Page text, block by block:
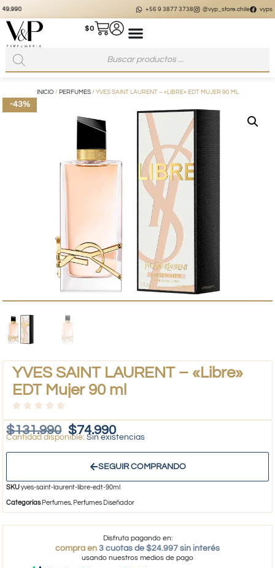
@vyp_store.chile vypstore.cl
$0
INICIO / PERFUMES/ YVES SAINT LAURENT – «LIBRE» EDT MUJER 90 ML
-43%
YVES SAINT LAURENT – «Libre»
EDT Mujer 90 ml
$131.990 $74.990
Sin existencias
SEGUIR COMPRANDO
SKUyves-saint-laurent-libre-edt-90ml
Categorías Perfumes, Perfumes Diseñador
Disfruta pagando en:
compra en 3 cuotas de $24.997 sin interés
usando nuestros medios de pago